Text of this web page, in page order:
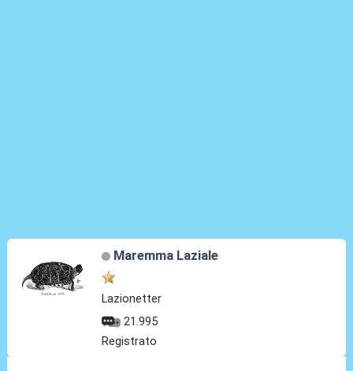
Maremma Laziale
Lazionetter
21.995
Registrato